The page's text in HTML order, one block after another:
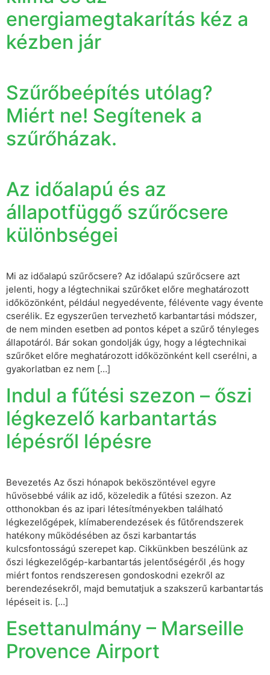
energiamegtakarítás kéz a
kézben jár
Szűrőbeépítés utólag?
Miért ne! Segítenek a
szűrőházak.
Az időalapú és az
állapotfüggő szűrőcsere
különbségei
Mi az időalapú szűrőcsere? Az időalapú szűrőcsere azt
jelenti, hogy a légtechnikai szűrőket előre meghatározott
időközönként, például negyedévente, félévente vagy évente
cserélik. Ez egyszerűen tervezhető karbantartási módszer,
de nem minden esetben ad pontos képet a szűrő tényleges
állapotáról. Bár sokan gondolják úgy, hogy a légtechnikai
szűrőket előre meghatározott időközönként kell cserélni, a
gyakorlatban ez nem […]
Indul a fűtési szezon – őszi
légkezelő karbantartás
lépésről lépésre
Bevezetés Az őszi hónapok beköszöntével egyre
hűvösebbé válik az idő, közeledik a fűtési szezon. Az
otthonokban és az ipari létesítményekben található
légkezelőgépek, klímaberendezések és fűtőrendszerek
hatékony működésében az őszi karbantartás
kulcsfontosságú szerepet kap. Cikkünkben beszélünk az
őszi légkezelőgép-karbantartás jelentőségéről ,és hogy
miért fontos rendszeresen gondoskodni ezekről az
berendezésekről, majd bemutatjuk a szakszerű karbantartás
lépéseit is. […]
Esettanulmány – Marseille
Provence Airport